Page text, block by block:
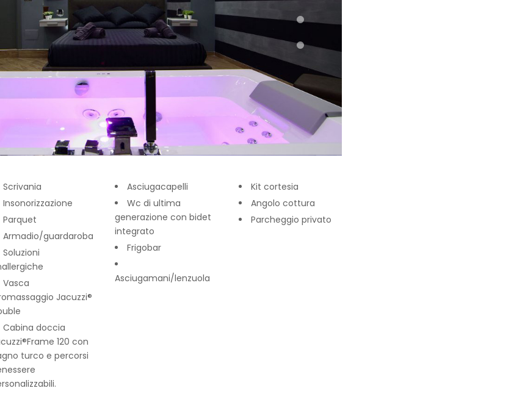
Scrivania
Insonorizzazione
Parquet
Armadio/guardaroba
Soluzioni
Vasca
Jacuzzi®
Cabina doccia
120 con
turco e percorsi
Asciugacapelli
Wc di ultima
generazione con bidet
integrato
Frigobar
Asciugamani/lenzuola
Kit cortesia
Angolo cottura
Parcheggio privato